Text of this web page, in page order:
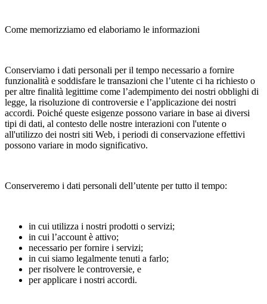
Come memorizziamo ed elaboriamo le informazioni
Conserviamo i dati personali per il tempo necessario a fornire
funzionalità e soddisfare le transazioni che l’utente ci ha richiesto o
per altre finalità legittime come l’adempimento dei nostri obblighi di
legge, la risoluzione di controversie e l’applicazione dei nostri
accordi. Poiché queste esigenze possono variare in base ai diversi
tipi di dati, al contesto delle nostre interazioni con l'utente o
all'utilizzo dei nostri siti Web, i periodi di conservazione effettivi
possono variare in modo significativo.
Conserveremo i dati personali dell’utente per tutto il tempo:
in cui utilizza i nostri prodotti o servizi;
in cui l’account è attivo;
necessario per fornire i servizi;
in cui siamo legalmente tenuti a farlo;
per risolvere le controversie, e
per applicare i nostri accordi.